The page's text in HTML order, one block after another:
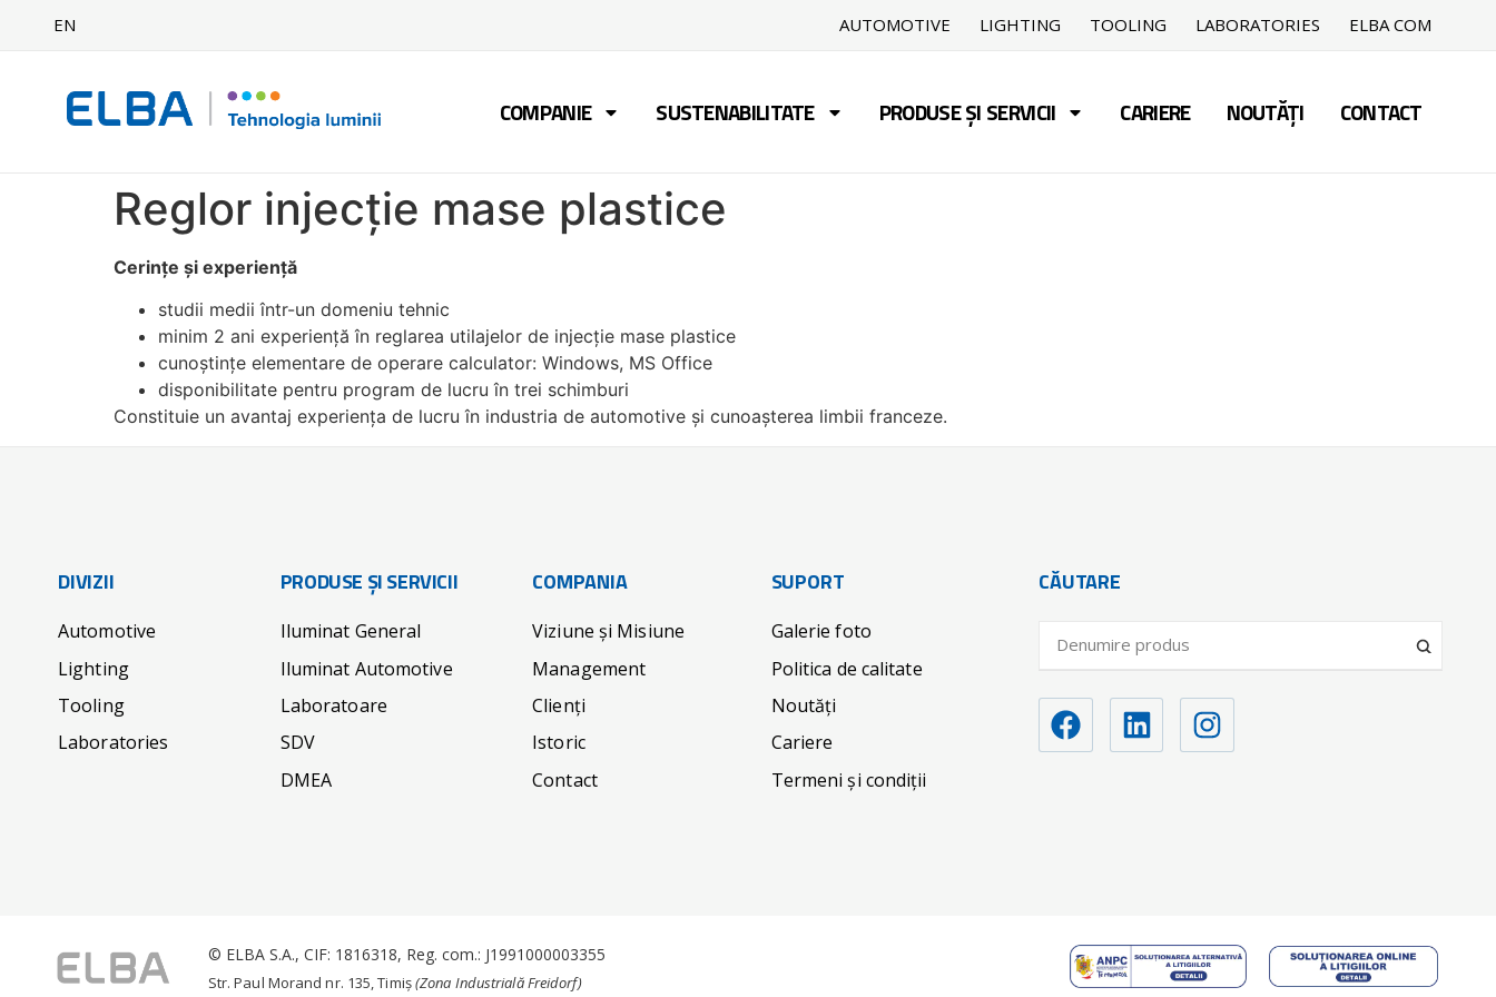
EN AUTOMOTIVE LIGHTING TOOLING LABORATORIES ELBA COM
COMPANIE SUSTENABILITATE PRODUSE ȘI SERVICII CARIERE NOUTĂȚI CONTACT
Reglor injecție mase plastice
Cerințe și experiență
studii medii într-un domeniu tehnic
minim 2 ani experiență în reglarea utilajelor de injecție mase plastice
cunoștințe elementare de operare calculator: Windows, MS Office
disponibilitate pentru program de lucru în trei schimburi
Constituie un avantaj experiența de lucru în industria de automotive și cunoașterea limbii franceze.
DIVIZII
Automotive
Lighting
Tooling
Laboratories
PRODUSE ȘI SERVICII
Iluminat General
Iluminat Automotive
Laboratoare
SDV
DMEA
COMPANIA
Viziune și Misiune
Management
Clienți
Istoric
Contact
SUPORT
Galerie foto
Politica de calitate
Noutăți
Cariere
Termeni și condiții
CĂUTARE
© ELBA S.A., CIF: 1816318, Reg. com.: J1991000003355
Str. Paul Morand nr. 135, Timiș(Zona Industrială Freidorf)